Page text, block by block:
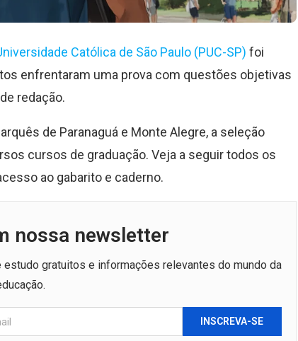
Católica de São Paulo (PUC-SP) foi
enfrentaram uma prova com questões objetivas
redação.
de Paranaguá e Monte Alegre, a seleção
cursos de graduação. Veja a seguir todos os
ao gabarito e caderno.
nossa newsletter
gratuitos e informações relevantes do mundo da
INSCREVA-SE